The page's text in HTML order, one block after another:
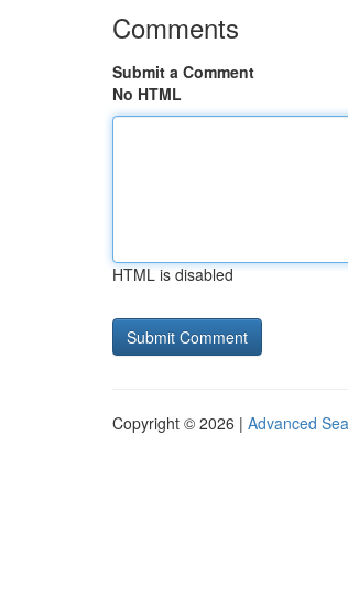
Comments
Submit a Comment
No HTML
HTML is disabled
Copyright © 2026 | Advanced